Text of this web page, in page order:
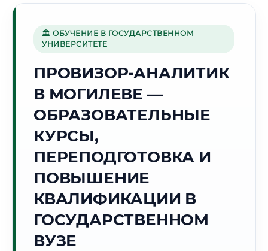
🏙️
Г. МОГИЛЕВ
11:52:28
2026 г.
Погода в г. Могилев:⛅ +26°C ,Переменная облачность
🌅 Восход:05:23 🌇 Закат:
📍 Региональная справка
🏛 ОБУЧЕНИЕ В ГОСУДАРСТВЕННОМ
УНИВЕРСИТЕТЕ
ПРОВИЗОР-АНАЛИТИК
В МОГИЛЕВЕ —
ОБРАЗОВАТЕЛЬНЫЕ
КУРСЫ,
ПЕРЕПОДГОТОВКА И
ПОВЫШЕНИЕ
КВАЛИФИКАЦИИ В
ГОСУДАРСТВЕННОМ
ВУЗЕ